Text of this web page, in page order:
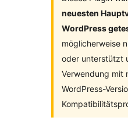
neuesten
WordPress
möglicherweise
oder unterstützt
Verwendung mit
WordPress-